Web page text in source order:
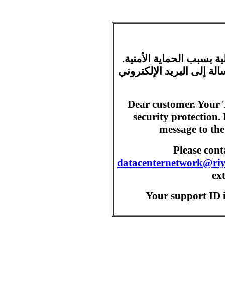
بسبب الحماية الأمنية.
إلى البريد الإلكتروني
Dear customer. Your
security protection.
message to
Please
Your support ID